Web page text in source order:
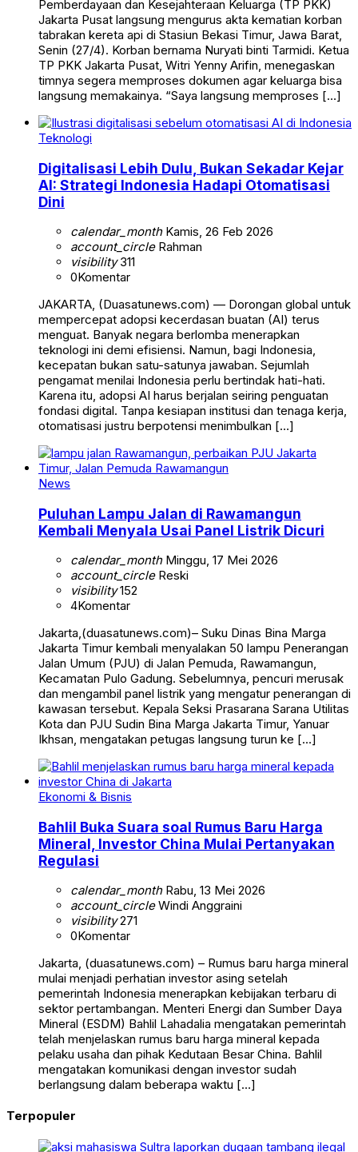
Pemberdayaan dan Kesejahteraan Keluarga (TP PKK)
Jakarta Pusat langsung mengurus akta kematian korban
tabrakan kereta api di Stasiun Bekasi Timur, Jawa Barat,
Senin (27/4). Korban bernama Nuryati binti Tarmidi. Ketua
TP PKK Jakarta Pusat, Witri Yenny Arifin, menegaskan
timnya segera memproses dokumen agar keluarga bisa
langsung memakainya. “Saya langsung memproses […]
Teknologi
Digitalisasi Lebih Dulu, Bukan Sekadar Kejar
AI: Strategi Indonesia Hadapi Otomatisasi
Dini
calendar_monthKamis, 26 Feb 2026
account_circleRahman
visibility311
0Komentar
JAKARTA, (Duasatunews.com) — Dorongan global untuk
mempercepat adopsi kecerdasan buatan (AI) terus
menguat. Banyak negara berlomba menerapkan
teknologi ini demi efisiensi. Namun, bagi Indonesia,
kecepatan bukan satu-satunya jawaban. Sejumlah
pengamat menilai Indonesia perlu bertindak hati-hati.
Karena itu, adopsi AI harus berjalan seiring penguatan
fondasi digital. Tanpa kesiapan institusi dan tenaga kerja,
otomatisasi justru berpotensi menimbulkan […]
News
Puluhan Lampu Jalan di Rawamangun
Kembali Menyala Usai Panel Listrik Dicuri
calendar_monthMinggu, 17 Mei 2026
account_circleReski
visibility152
4Komentar
Jakarta,(duasatunews.com)– Suku Dinas Bina Marga
Jakarta Timur kembali menyalakan 50 lampu Penerangan
Jalan Umum (PJU) di Jalan Pemuda, Rawamangun,
Kecamatan Pulo Gadung. Sebelumnya, pencuri merusak
dan mengambil panel listrik yang mengatur penerangan di
kawasan tersebut. Kepala Seksi Prasarana Sarana Utilitas
Kota dan PJU Sudin Bina Marga Jakarta Timur, Yanuar
Ikhsan, mengatakan petugas langsung turun ke […]
Ekonomi & Bisnis
Bahlil Buka Suara soal Rumus Baru Harga
Mineral, Investor China Mulai Pertanyakan
Regulasi
calendar_monthRabu, 13 Mei 2026
account_circleWindi Anggraini
visibility271
0Komentar
Jakarta, (duasatunews.com) – Rumus baru harga mineral
mulai menjadi perhatian investor asing setelah
pemerintah Indonesia menerapkan kebijakan terbaru di
sektor pertambangan. Menteri Energi dan Sumber Daya
Mineral (ESDM) Bahlil Lahadalia mengatakan pemerintah
telah menjelaskan rumus baru harga mineral kepada
pelaku usaha dan pihak Kedutaan Besar China. Bahlil
mengatakan komunikasi dengan investor sudah
berlangsung dalam beberapa waktu […]
Terpopuler